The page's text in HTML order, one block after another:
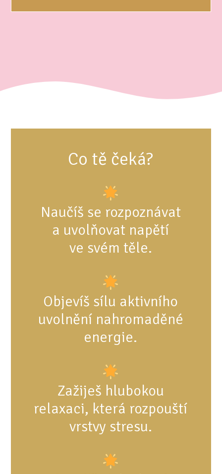
Co tě čeká?
Naučíš se rozpoznávat
a uvolňovat napětí
ve svém těle.
Objevíš sílu aktivního
uvolnění nahromaděné
energie.
Zažiješ hlubokou
relaxaci, která rozpouští
vrstvy stresu.